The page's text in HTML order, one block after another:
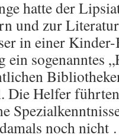
hatte der
und zur
in einer
ein sogenanntes
Die Helfer
noch